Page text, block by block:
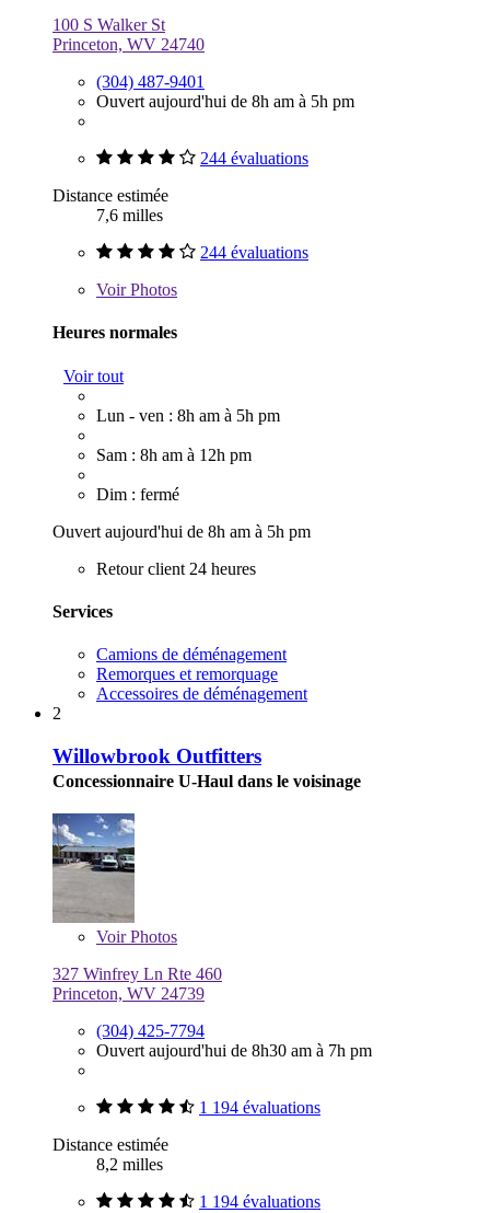
100 S Walker St
Princeton, WV 24740
(304) 487-9401
Ouvert aujourd'hui de 8h am à 5h pm
244 évaluations
Distance estimée
7,6 milles
244 évaluations
VoirPhotos
Heures normales
Voir tout
Lun - ven : 8h am à 5h pm
Sam : 8h am à 12h pm
Dim : fermé
Ouvert aujourd'hui de 8h am à 5h pm
Retour client 24 heures
Services
Camions de déménagement
Remorques et remorquage
Accessoires de déménagement
2
Willowbrook Outfitters
Concessionnaire U-Haul dans le voisinage
VoirPhotos
327 Winfrey Ln Rte 460
Princeton, WV 24739
(304) 425-7794
Ouvert aujourd'hui de 8h30 am à 7h pm
1 194 évaluations
Distance estimée
8,2 milles
1 194 évaluations